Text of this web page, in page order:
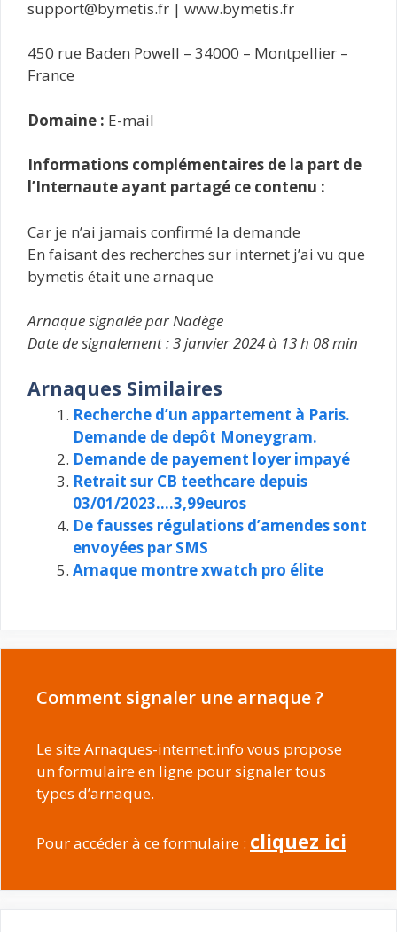
support@bymetis.fr | www.bymetis.fr
450 rue Baden Powell – 34000 – Montpellier –
France
Domaine : E-mail
Informations complémentaires de la part de
l’Internaute ayant partagé ce contenu :
Car je n’ai jamais confirmé la demande
En faisant des recherches sur internet j’ai vu que
bymetis était une arnaque
Arnaque signalée par Nadège
Date de signalement : 3 janvier 2024 à 13 h 08 min
Arnaques Similaires
Recherche d’un appartement à Paris.
Demande de depôt Moneygram.
Demande de payement loyer impayé
Retrait sur CB teethcare depuis
03/01/2023….3,99euros
De fausses régulations d’amendes sont
envoyées par SMS
Arnaque montre xwatch pro élite
Comment signaler une arnaque ?
Le site Arnaques-internet.info vous propose
un formulaire en ligne pour signaler tous
types d’arnaque.
Pour accéder à ce formulaire : cliquez ici